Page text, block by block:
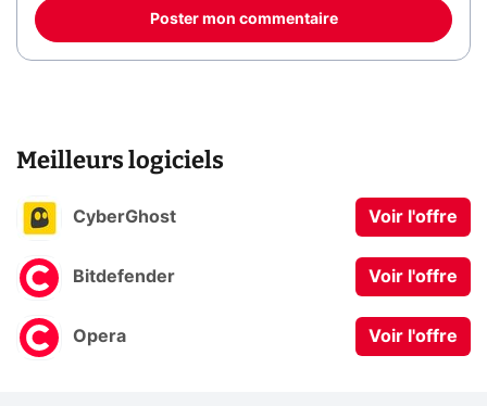
Poster mon commentaire
Meilleurs logiciels
CyberGhost Voir l'offre
Bitdefender Voir l'offre
Opera Voir l'offre